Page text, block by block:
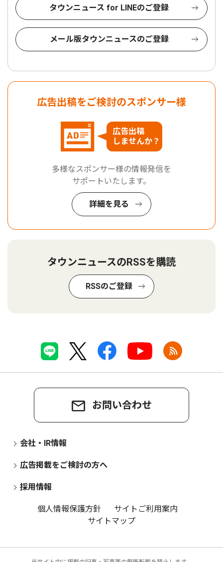
タウンニュース for LINEのご登録
メール版タウンニュースのご登録
広告出稿をご検討のスポンサー様
広告出稿
しませんか？
多様なスポンサー様の情報発信を
サポートいたします。
詳細を見る
タウンニュースのRSSを購読
RSSのご登録
お問い合わせ
会社・IR情報
広告掲載をご検討の方へ
採用情報
個人情報保護方針
サイトご利用案内
サイトマップ